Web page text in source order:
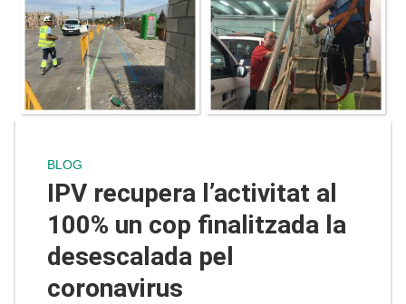
BLOG
IPV recupera l’activitat al
100% un cop finalitzada la
desescalada pel
coronavirus